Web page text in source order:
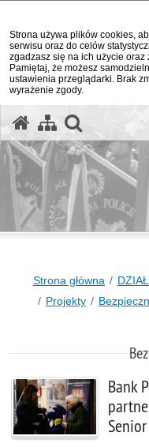
Strona używa plików cookies,
serwisu oraz do celów
zgadzasz się na ich użycie
Pamiętaj, że możesz
ustawienia przeglądarki. Brak
wyrażenie zgody.
Strona główna
Projekty
Bank